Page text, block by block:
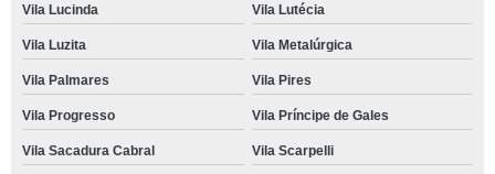
Vila Lucinda Vila Lutécia
Vila Luzita Vila Metalúrgica
Vila Palmares Vila Pires
Vila Progresso Vila Príncipe de Gales
Vila Sacadura Cabral Vila Scarpelli